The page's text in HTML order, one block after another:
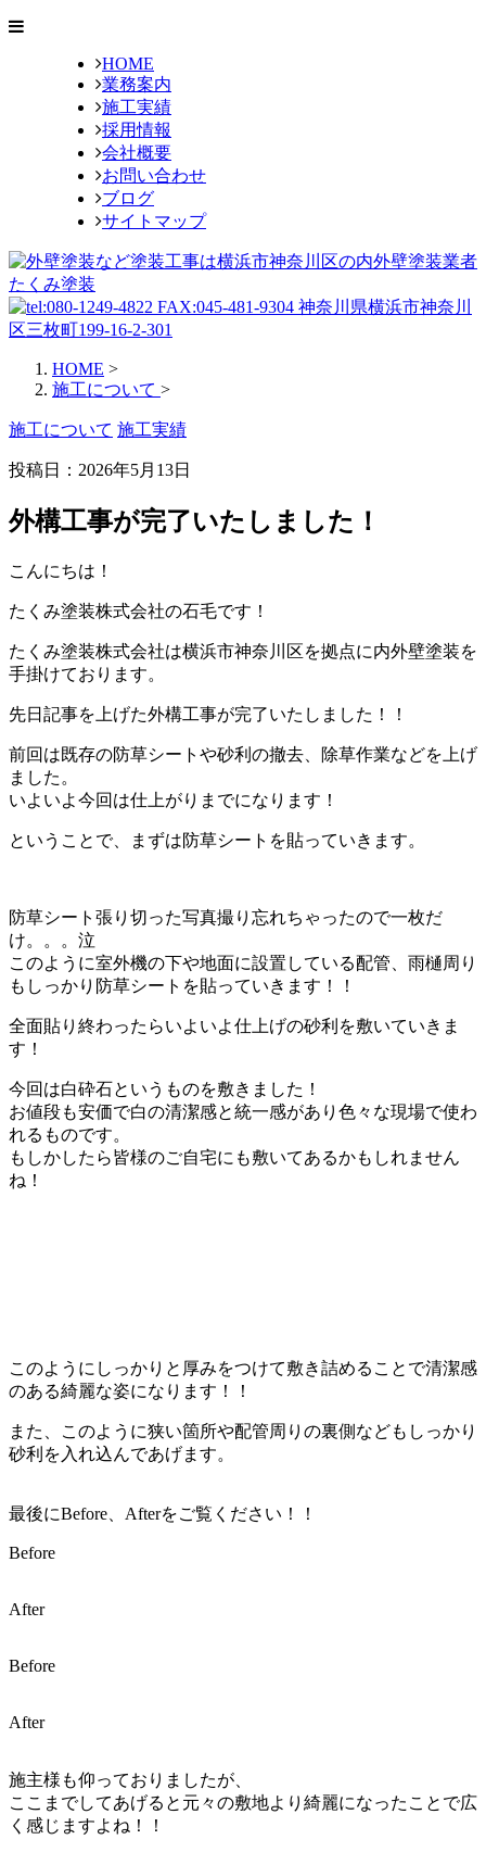
HOME
業務案内
施工実績
採用情報
会社概要
お問い合わせ
ブログ
サイトマップ
HOME >
施工について >
施工について 施工実績
投稿日：2026年5月13日
外構工事が完了いたしました！
こんにちは！
たくみ塗装株式会社の石毛です！
たくみ塗装株式会社は横浜市神奈川区を拠点に内外壁塗装を
手掛けております。
先日記事を上げた外構工事が完了いたしました！！
前回は既存の防草シートや砂利の撤去、除草作業などを上げ
ました。
いよいよ今回は仕上がりまでになります！
ということで、まずは防草シートを貼っていきます。
防草シート張り切った写真撮り忘れちゃったので一枚だ
け。。。泣
このように室外機の下や地面に設置している配管、雨樋周り
もしっかり防草シートを貼っていきます！！
全面貼り終わったらいよいよ仕上げの砂利を敷いていきま
す！
今回は白砕石というものを敷きました！
お値段も安価で白の清潔感と統一感があり色々な現場で使わ
れるものです。
もしかしたら皆様のご自宅にも敷いてあるかもしれません
ね！
このようにしっかりと厚みをつけて敷き詰めることで清潔感
のある綺麗な姿になります！！
また、このように狭い箇所や配管周りの裏側などもしっかり
砂利を入れ込んであげます。
最後にBefore、Afterをご覧ください！！
Before
After
Before
After
施主様も仰っておりましたが、
ここまでしてあげると元々の敷地より綺麗になったことで広
く感じますよね！！